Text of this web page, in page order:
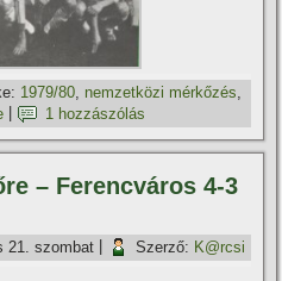
1979/80 nemzetközi mérkőzés
1 hozzászólás
– Ferencváros 4-3
21. szombat Szerző: K@rcsi